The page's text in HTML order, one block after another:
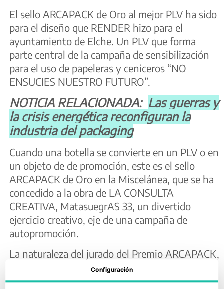
El sello ARCAPACK de Oro al mejor PLV ha sido
para el diseño que RENDER hizo para el
ayuntamiento de Elche. Un PLV que forma
parte central de la campaña de sensibilización
para el uso de papeleras y ceniceros “NO
ENSUCIES NUESTRO FUTURO”.
NOTICIA RELACIONADA: Las guerras y
la crisis energética reconfiguran la
industria del packaging
Cuando una botella se convierte en un PLV o en
un objeto de de promoción, este es el sello
ARCAPACK de Oro en la Miscelánea, que se ha
concedido a la obra de LA CONSULTA
CREATIVA, MatasuegrAS 33, un divertido
ejercicio creativo, eje de una campaña de
autopromoción.
La naturaleza del jurado del Premio ARCAPACK,
formado exclusivamente por miembros
designados por las principales organizaciones
Configuración